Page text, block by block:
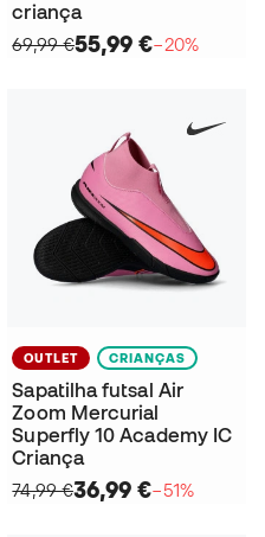
criança
69,99 €55,99 €−20%
OUTLET CRIANÇAS
Sapatilha futsal Air
Zoom Mercurial
Superfly 10 Academy IC
Criança
74,99 €36,99 €−51%